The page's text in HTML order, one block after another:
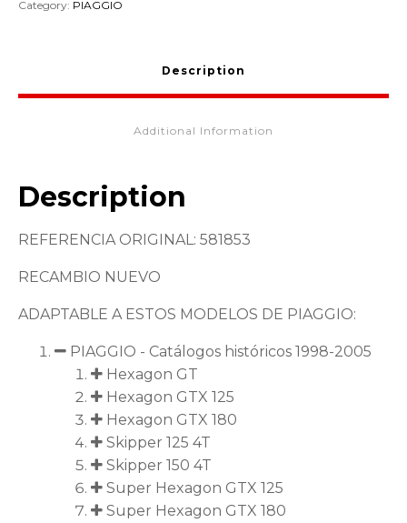
Category: PIAGGIO
Description
Additional Information
Description
REFERENCIA ORIGINAL: 581853
RECAMBIO NUEVO
ADAPTABLE A ESTOS MODELOS DE PIAGGIO:
PIAGGIO - Catálogos históricos 1998-2005
Hexagon GT
Hexagon GTX 125
Hexagon GTX 180
Skipper 125 4T
Skipper 150 4T
Super Hexagon GTX 125
Super Hexagon GTX 180